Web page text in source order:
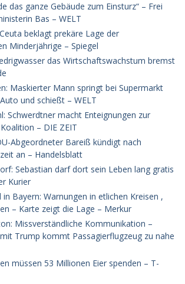
das ganze Gebäude zum Einsturz“ – Frei
Bas – WELT
beklagt prekäre Lage der
Minderjährige – Spiegel
das Wirtschaftswachstum bremst
Maskierter Mann springt bei Supermarkt
und schießt – WELT
Schwerdtner macht Enteignungen zur
– DIE ZEIT
Abgeordneter Bareiß kündigt nach
an – Handelsblatt
Sebastian darf dort sein Leben lang gratis
Kurier
Bayern: Warnungen in etlichen Kreisen ,
– Karte zeigt die Lage – Merkur
Missverständliche Kommunikation –
Trump kommt Passagierflugzeug zu nahe
müssen 53 Millionen Eier spenden – T-